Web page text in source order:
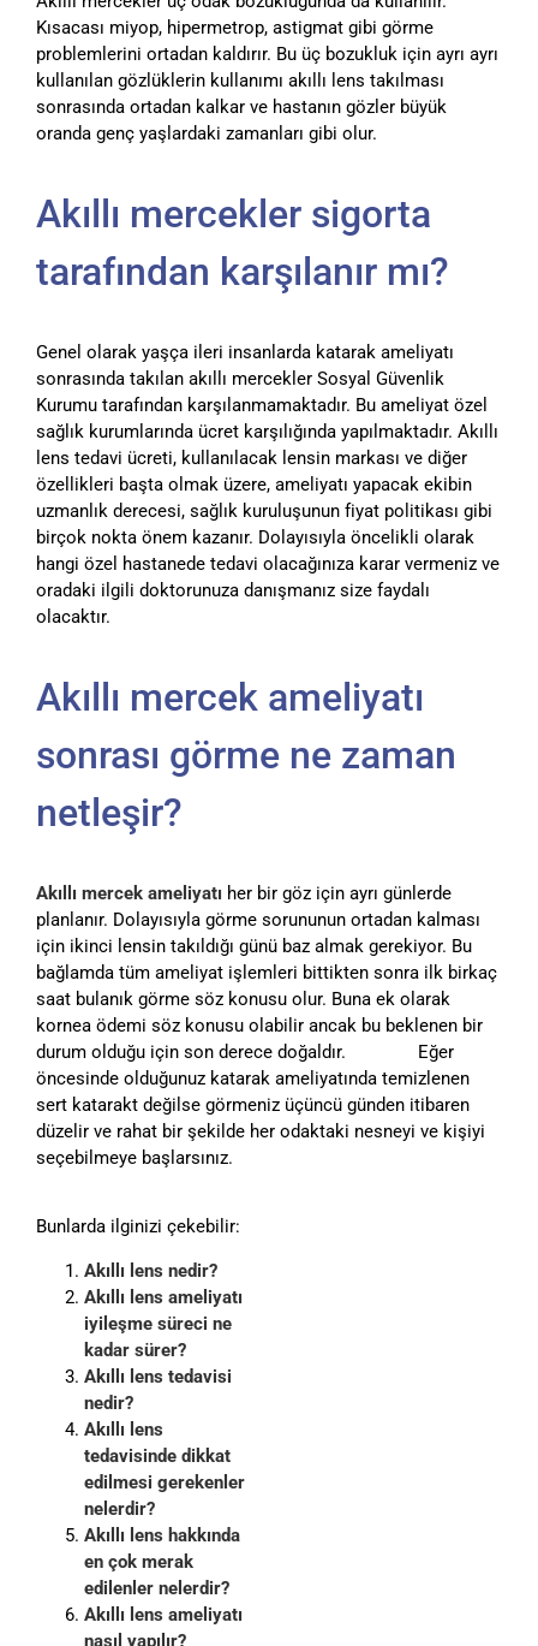
Kısacası miyop, hipermetrop, astigmat gibi görme
problemlerini ortadan kaldırır. Bu üç bozukluk için ayrı ayrı
kullanılan gözlüklerin kullanımı akıllı lens takılması
sonrasında ortadan kalkar ve hastanın gözler büyük
oranda genç yaşlardaki zamanları gibi olur.
Akıllı mercekler sigorta
tarafından karşılanır mı?
Genel olarak yaşça ileri insanlarda katarak ameliyatı
sonrasında takılan akıllı mercekler Sosyal Güvenlik
Kurumu tarafından karşılanmamaktadır. Bu ameliyat özel
sağlık kurumlarında ücret karşılığında yapılmaktadır. Akıllı
lens tedavi ücreti, kullanılacak lensin markası ve diğer
özellikleri başta olmak üzere, ameliyatı yapacak ekibin
uzmanlık derecesi, sağlık kuruluşunun fiyat politikası gibi
birçok nokta önem kazanır. Dolayısıyla öncelikli olarak
hangi özel hastanede tedavi olacağınıza karar vermeniz ve
oradaki ilgili doktorunuza danışmanız size faydalı
olacaktır.
Akıllı mercek ameliyatı
sonrası görme ne zaman
netleşir?
Akıllı mercek ameliyatı her bir göz için ayrı günlerde
planlanır. Dolayısıyla görme sorununun ortadan kalması
için ikinci lensin takıldığı günü baz almak gerekiyor. Bu
bağlamda tüm ameliyat işlemleri bittikten sonra ilk birkaç
saat bulanık görme söz konusu olur. Buna ek olarak
kornea ödemi söz konusu olabilir ancak bu beklenen bir
durum olduğu için son derece doğaldır. Eğer
öncesinde olduğunuz katarak ameliyatında temizlenen
sert katarakt değilse görmeniz üçüncü günden itibaren
düzelir ve rahat bir şekilde her odaktaki nesneyi ve kişiyi
seçebilmeye başlarsınız.
Bunlarda ilginizi çekebilir:
Akıllı lens nedir?
Akıllı lens ameliyatı
iyileşme süreci ne
kadar sürer?
Akıllı lens tedavisi
nedir?
Akıllı lens
tedavisinde dikkat
edilmesi gerekenler
nelerdir?
Akıllı lens hakkında
en çok merak
edilenler nelerdir?
Akıllı lens ameliyatı
nasıl yapılır?